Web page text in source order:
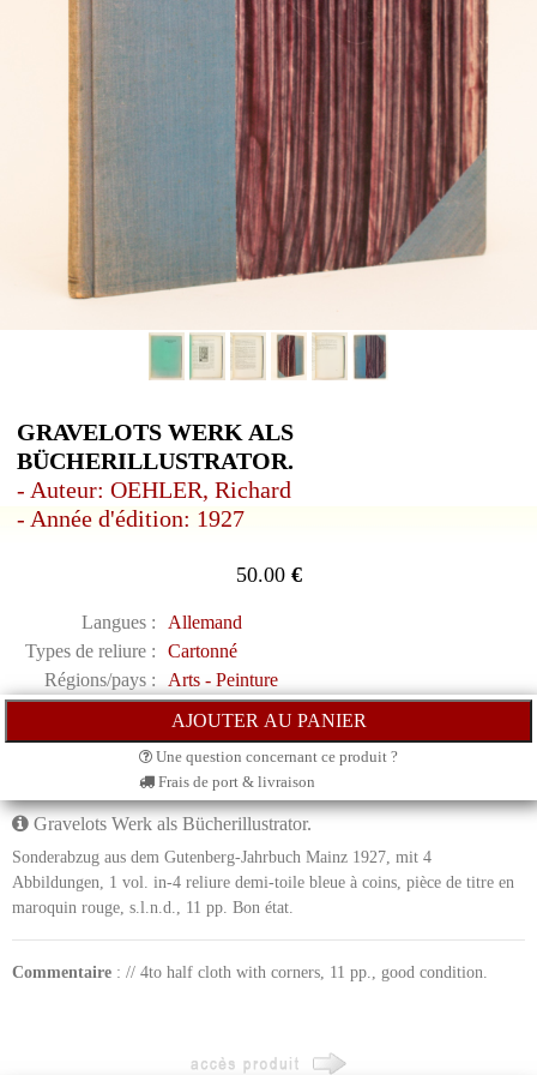
GRAVELOTS WERK ALS
BÜCHERILLUSTRATOR.
- Auteur: OEHLER, Richard
- Année d'édition: 1927
50.00€
Langues :
Allemand
Types de reliure :
Cartonné
Régions/pays :
Arts - Peinture
Une question concernant ce produit ?
Frais de port & livraison
Gravelots Werk als Bücherillustrator.
Sonderabzug aus dem Gutenberg-Jahrbuch Mainz 1927, mit 4
Abbildungen, 1 vol. in-4 reliure demi-toile bleue à coins, pièce de titre en
maroquin rouge, s.l.n.d., 11 pp. Bon état.
Commentaire : // 4to half cloth with corners, 11 pp., good condition.